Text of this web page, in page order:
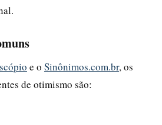
e o Sinônimos.com.br, os
de otimismo são: